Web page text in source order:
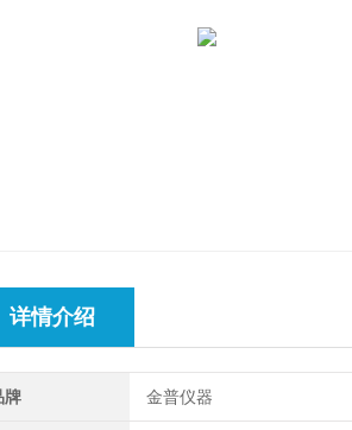
详情介绍
牌 金普仪器